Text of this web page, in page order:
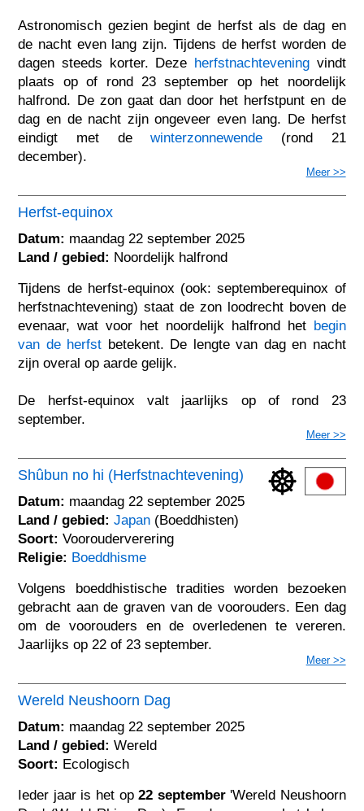
Astronomisch gezien begint de herfst als de dag en
de nacht even lang zijn. Tijdens de herfst worden de
dagen steeds korter. Deze herfstnachteveningvindt
plaats op of rond 23 september op het noordelijk
halfrond. De zon gaat dan door het herfstpunt en de
dag en de nacht zijn ongeveer even lang. De herfst
eindigt met dewinterzonnewende (rond 21
december).
Meer >>
Herfst-equinox
Datum: maandag 22 september 2025
Land / gebied: Noordelijk halfrond
Tijdens de herfst-equinox (ook: septemberequinox of
herfstnachtevening) staat de zon loodrecht boven de
evenaar, wat voor het noordelijk halfrond het begin
van de herfst betekent. De lengte van dag en nacht
zijn overal op aarde gelijk.
De herfst-equinox valt jaarlijks op of rond 23
september.
Meer >>
Shûbun no hi (Herfstnachtevening)
Datum: maandag 22 september 2025
Land / gebied: Japan (Boeddhisten)
Soort: Voorouderverering
Religie: Boeddhisme
Volgens boeddhistische tradities worden bezoeken
gebracht aan de graven van de voorouders. Een dag
om de voorouders en de overledenen te vereren.
Jaarlijks op 22 of 23 september.
Meer >>
Wereld Neushoorn Dag
Datum: maandag 22 september 2025
Land / gebied: Wereld
Soort: Ecologisch
Ieder jaar is het op22 september'Wereld Neushoorn